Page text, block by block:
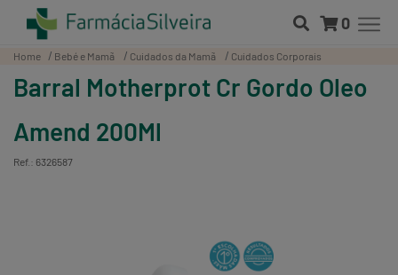
0
Home Bebé e Mamã Cuidados da Mamã Cuidados Corporais
Barral Motherprot Cr Gordo Oleo
Amend 200Ml
Ref.: 6326587